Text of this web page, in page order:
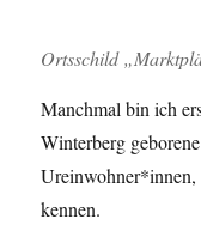
Ortsschild
Manchmal bin ich
Winterberg
kennen.